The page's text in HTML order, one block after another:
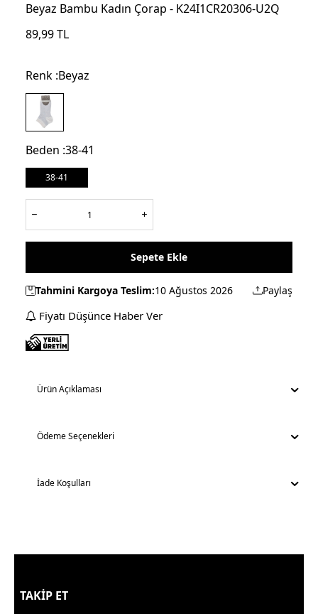
Beyaz Bambu Kadın Çorap - K24I1CR20306-U2Q
89,99TL
Renk :Beyaz
Beden :38-41
38-41
Sepete Ekle
Tahmini Kargoya Teslim:10 Ağustos 2026 Paylaş
Fiyatı Düşünce Haber Ver
Ürün Açıklaması
Ödeme Seçenekleri
İade Koşulları
TAKİP ET